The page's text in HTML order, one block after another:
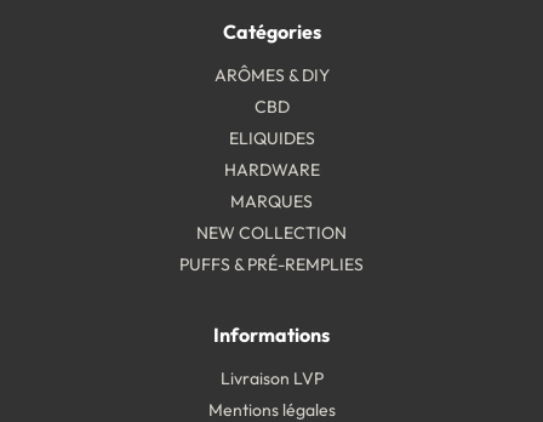
Catégories
ARÔMES & DIY
CBD
ELIQUIDES
HARDWARE
MARQUES
NEW COLLECTION
PUFFS & PRÉ-REMPLIES
Informations
Livraison LVP
Mentions légales